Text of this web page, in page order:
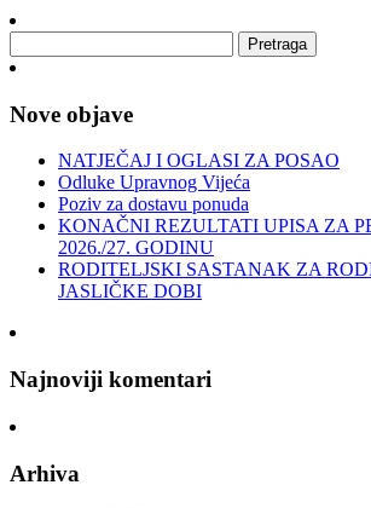
Nove objave
NATJEČAJ I OGLASI ZA POSAO
Odluke Upravnog Vijeća
Poziv za dostavu ponuda
KONAČNI REZULTATI UPISA ZA
2026./27. GODINU
RODITELJSKI SASTANAK ZA
JASLIČKE DOBI
Najnoviji komentari
Arhiva